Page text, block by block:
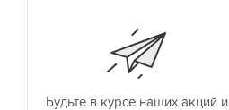
Будьте в курсе наших акций и